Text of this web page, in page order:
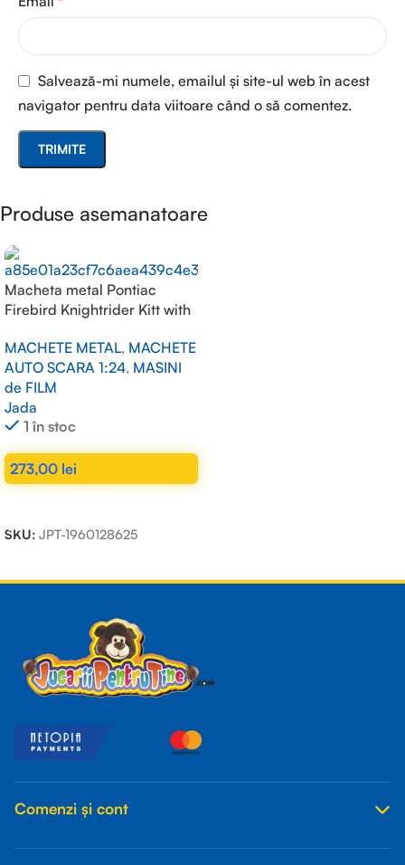
Salvează-mi numele, emailul și site-ul web în acest
navigator pentru data viitoare când o să comentez.
Produse asemanatoare
Macheta metal Pontiac
Firebird Knightrider Kitt with
hood, black 1/24
MACHETE METAL, MACHETE
AUTO SCARA 1:24, MASINI
de FILM
Jada
1 în stoc
273,00 lei
SKU: JPT-1960128625
Comenzi și cont